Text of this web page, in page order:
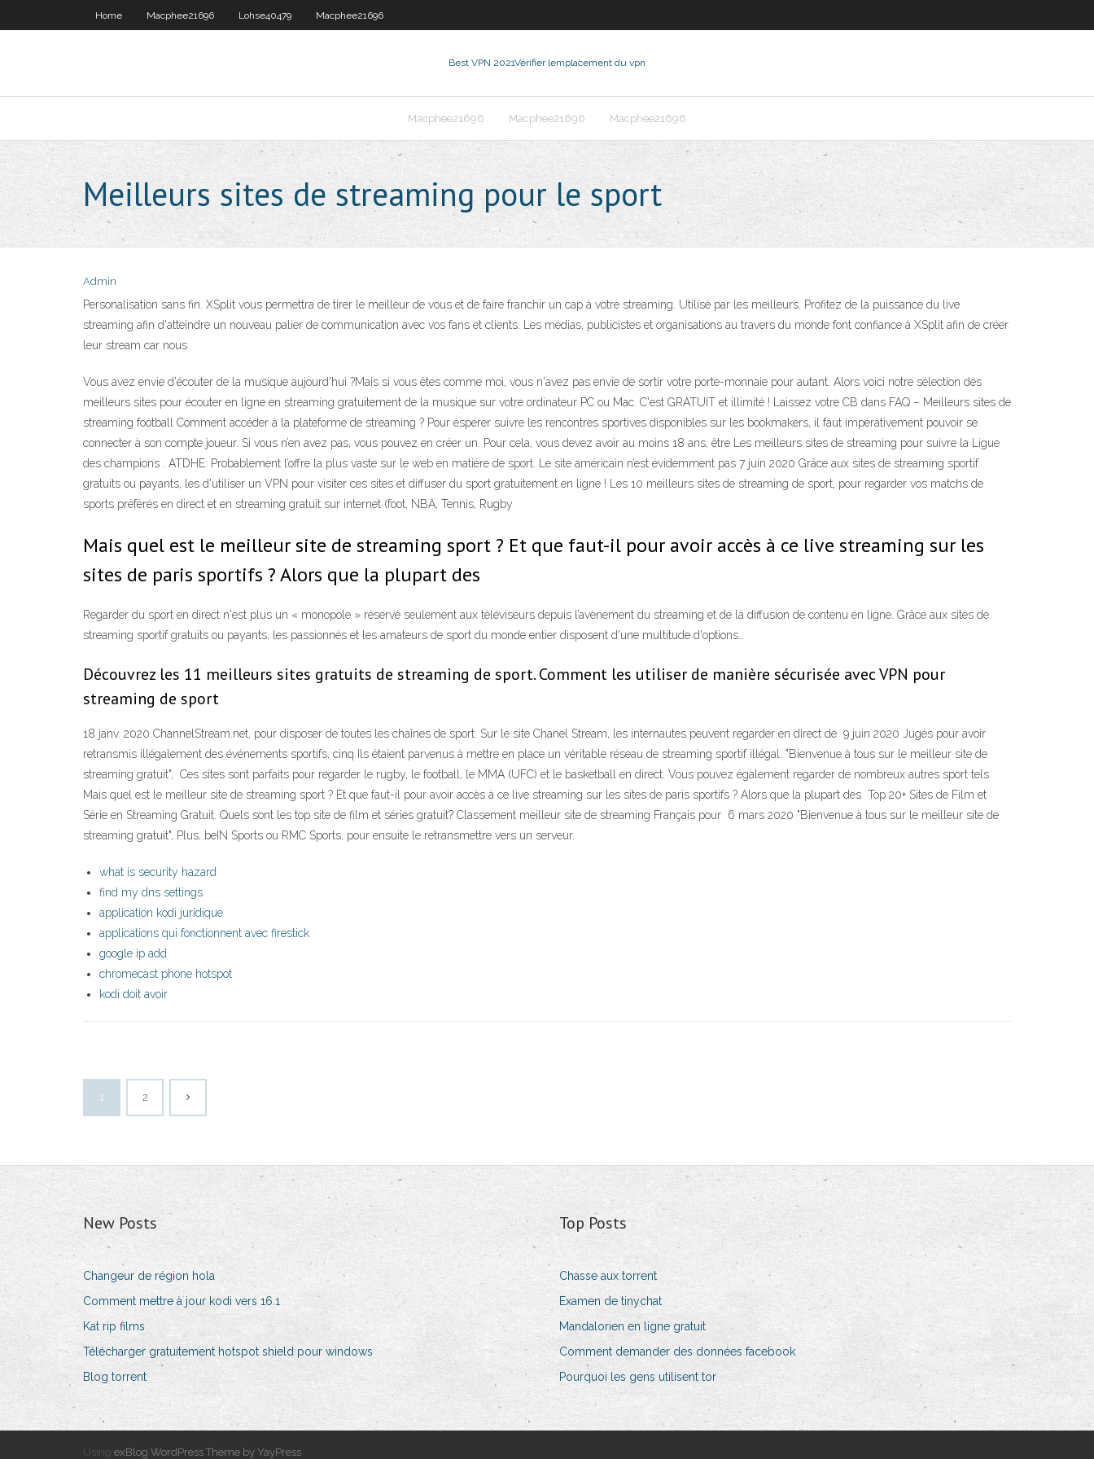
Home Macphee21696 Lohse40479 Macphee21696
Best VPN 2021Vérifier lemplacement du vpn
Macphee21696 Macphee21696 Macphee21696
Meilleurs sites de streaming pour le sport
Admin
Personalisation sans fin. XSplit vous permettra de tirer le meilleur de vous et de faire franchir un cap à votre streaming. Utilisé par les meilleurs. Profitez de la puissance du live
streaming afin d'atteindre un nouveau palier de communication avec vos fans et clients. Les médias, publicistes et organisations au travers du monde font confiance à XSplit afin de créer
leur stream car nous
Vous avez envie d'écouter de la musique aujourd'hui ?Mais si vous êtes comme moi, vous n'avez pas envie de sortir votre porte-monnaie pour autant. Alors voici notre sélection des
meilleurs sites pour écouter en ligne en streaming gratuitement de la musique sur votre ordinateur PC ou Mac. C'est GRATUIT et illimité ! Laissez votre CB dans FAQ – Meilleurs sites de
streaming football Comment accéder à la plateforme de streaming ? Pour espérer suivre les rencontres sportives disponibles sur les bookmakers, il faut impérativement pouvoir se
connecter à son compte joueur. Si vous n’en avez pas, vous pouvez en créer un. Pour cela, vous devez avoir au moins 18 ans, être Les meilleurs sites de streaming pour suivre la Ligue
des champions . ATDHE: Probablement l’offre la plus vaste sur le web en matière de sport. Le site américain n’est évidemment pas 7 juin 2020 Grâce aux sites de streaming sportif
gratuits ou payants, les d'utiliser un VPN pour visiter ces sites et diffuser du sport gratuitement en ligne ! Les 10 meilleurs sites de streaming de sport, pour regarder vos matchs de
sports préférés en direct et en streaming gratuit sur internet (foot, NBA, Tennis, Rugby
Mais quel est le meilleur site de streaming sport ? Et que faut-il pour avoir accès à ce live streaming sur les
sites de paris sportifs ? Alors que la plupart des
Regarder du sport en direct n'est plus un « monopole » réservé seulement aux téléviseurs depuis l’avènement du streaming et de la diffusion de contenu en ligne. Grâce aux sites de
streaming sportif gratuits ou payants, les passionnés et les amateurs de sport du monde entier disposent d'une multitude d'options…
Découvrez les 11 meilleurs sites gratuits de streaming de sport. Comment les utiliser de manière sécurisée avec VPN pour
streaming de sport
18 janv. 2020 ChannelStream.net, pour disposer de toutes les chaînes de sport. Sur le site Chanel Stream, les internautes peuvent regarder en direct de 9 juin 2020 Jugés pour avoir
retransmis illégalement des événements sportifs, cinq Ils étaient parvenus à mettre en place un véritable réseau de streaming sportif illégal. "Bienvenue à tous sur le meilleur site de
streaming gratuit", Ces sites sont parfaits pour regarder le rugby, le football, le MMA (UFC) et le basketball en direct. Vous pouvez également regarder de nombreux autres sport tels
Mais quel est le meilleur site de streaming sport ? Et que faut-il pour avoir accès à ce live streaming sur les sites de paris sportifs ? Alors que la plupart des Top 20+ Sites de Film et
Série en Streaming Gratuit. Quels sont les top site de film et séries gratuit? Classement meilleur site de streaming Français pour 6 mars 2020 "Bienvenue à tous sur le meilleur site de
streaming gratuit", Plus, beIN Sports ou RMC Sports, pour ensuite le retransmettre vers un serveur.
what is security hazard
find my dns settings
application kodi juridique
applications qui fonctionnent avec firestick
google ip add
chromecast phone hotspot
kodi doit avoir
1 2
New Posts
Changeur de région hola
Comment mettre à jour kodi vers 16.1
Kat rip films
Télécharger gratuitement hotspot shield pour windows
Blog torrent
Top Posts
Chasse aux torrent
Examen de tinychat
Mandalorien en ligne gratuit
Comment demander des données facebook
Pourquoi les gens utilisent tor
Using exBlog WordPress Theme by YayPress